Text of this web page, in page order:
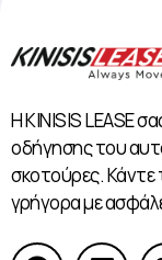
Η KINISIS LEASE
οδήγησης του
σκοτούρες. Κάντε
γρήγορα με